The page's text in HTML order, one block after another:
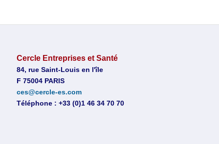
Cercle Entreprises et Santé
84, rue Saint-Louis en l'île
F 75004 PARIS
ces@cercle-es.com
Téléphone : +33 (0)1 46 34 70 70